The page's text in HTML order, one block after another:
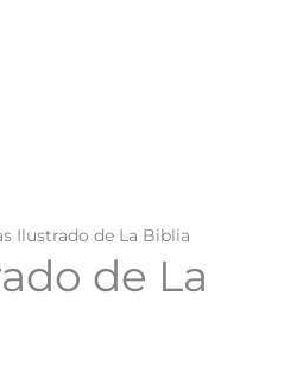
Ilustrado de La Biblia
de La